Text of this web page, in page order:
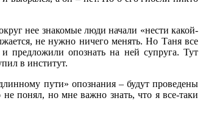
нее знакомые люди начали «нести какой-
не нужно ничего менять. Но Таня все
предложили опознать на ней супруга. Тут
в институт.
пути» опознания – будут проведены
понял, но мне важно знать, что я все-таки